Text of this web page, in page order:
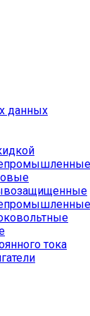
данных
тока